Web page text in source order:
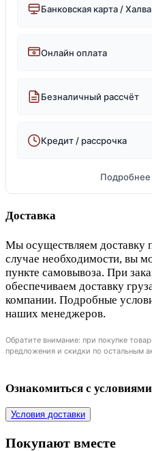
Банковская карта / Халва
Онлайн оплата
Безналичный рассчёт
Кредит / рассрочка
Подробнее
Доставка
Мы осуществляем доставку
случае необходимости, вы
пункте самовывоза. При
обеспечиваем доставку
компании. Подробные
наших менеджеров.
Обратите внимание: при покупке
предложения и скидки по остальным
Ознакомиться с
Условия доставки
Покупают вместе